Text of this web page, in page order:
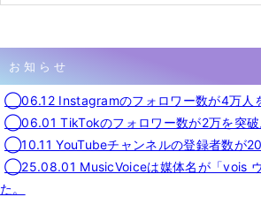
お知らせ
◯06.12 Instagramのフォロワー数が4万人
◯06.01 TikTokのフォロワー数が2万を突破
◯10.11 YouTubeチャンネルの登録者数が20
◯25.08.01 MusicVoiceは媒体名が「vois ヴ
た。